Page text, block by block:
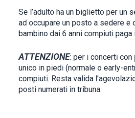
Se l’adulto ha un biglietto per un
ad occupare un posto a sedere
bambino dai 6 anni compiuti
ATTENZIONE: per i concerti con
unico in piedi (normale o early-
compiuti. Resta valida
posti numerati in tribuna.